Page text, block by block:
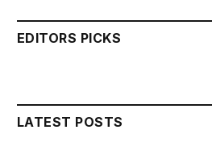
EDITORS PICKS
LATEST POSTS